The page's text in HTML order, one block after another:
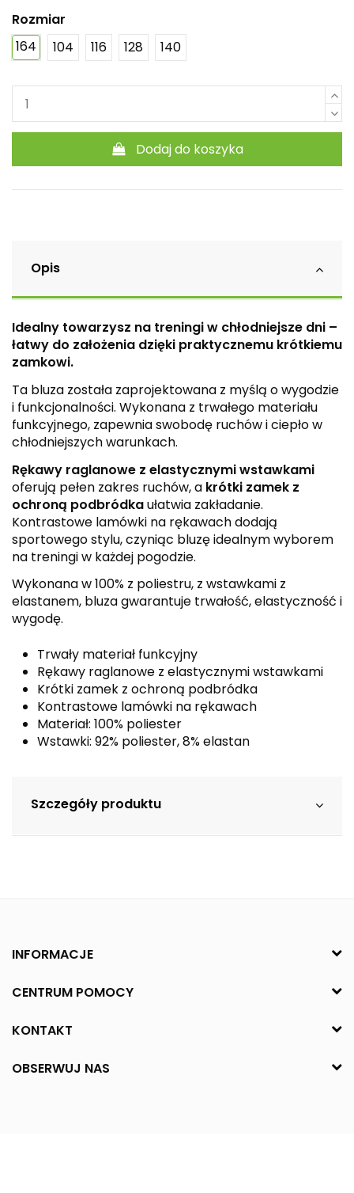
Rozmiar
164
104 116 128 140
Dodaj do koszyka
Opis
Idealny towarzysz na treningi w chłodniejsze dni –
łatwy do założenia dzięki praktycznemu krótkiemu
zamkowi.
Ta bluza została zaprojektowana z myślą o wygodzie
i funkcjonalności. Wykonana z trwałego materiału
funkcyjnego, zapewnia swobodę ruchów i ciepło w
chłodniejszych warunkach.
Rękawy raglanowe z elastycznymi wstawkami
oferują pełen zakres ruchów, a krótki zamek z
ochroną podbródkaułatwia zakładanie.
Kontrastowe lamówki na rękawach dodają
sportowego stylu, czyniąc bluzę idealnym wyborem
na treningi w każdej pogodzie.
Wykonana w 100% z poliestru, z wstawkami z
elastanem, bluza gwarantuje trwałość, elastyczność i
wygodę.
Trwały materiał funkcyjny
Rękawy raglanowe z elastycznymi wstawkami
Krótki zamek z ochroną podbródka
Kontrastowe lamówki na rękawach
Materiał: 100% poliester
Wstawki: 92% poliester, 8% elastan
Szczegóły produktu
INFORMACJE
CENTRUM POMOCY
KONTAKT
OBSERWUJ NAS